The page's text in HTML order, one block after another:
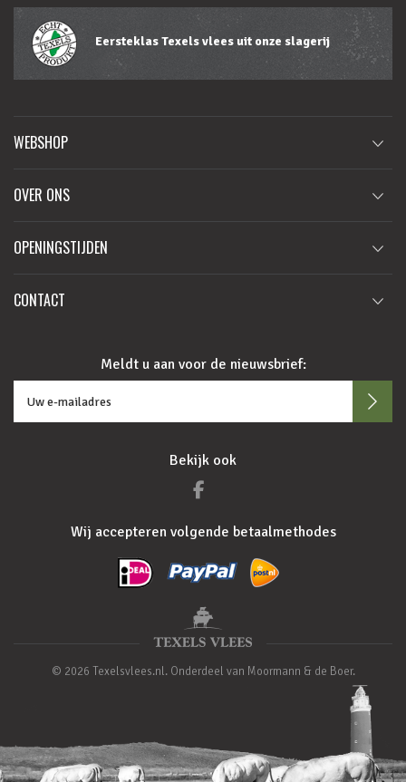
Eersteklas Texels vlees uit onze slagerij
WEBSHOP
OVER ONS
OPENINGSTIJDEN
CONTACT
Meldt u aan voor de nieuwsbrief:
Bekijk ook
Wij accepteren volgende betaalmethodes
© 2026 Texelsvlees.nl. Onderdeel van Moormann & de Boer.